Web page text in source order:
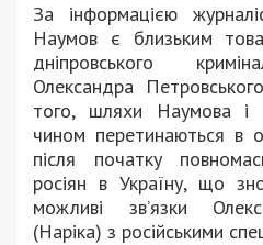
За інформацією
Наумов є близьким
дніпровського
Олександра
того, шляхи Наумова і
чином перетинаються в
після початку
росіян в Україну, що
можливі зв’язки
(Наріка) з російськими